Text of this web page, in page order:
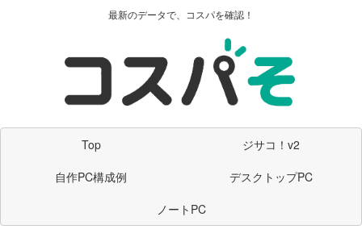
最新のデータで、コスパを確認！
Top
ジサコ！v2
自作PC構成例
デスクトップPC
ノートPC